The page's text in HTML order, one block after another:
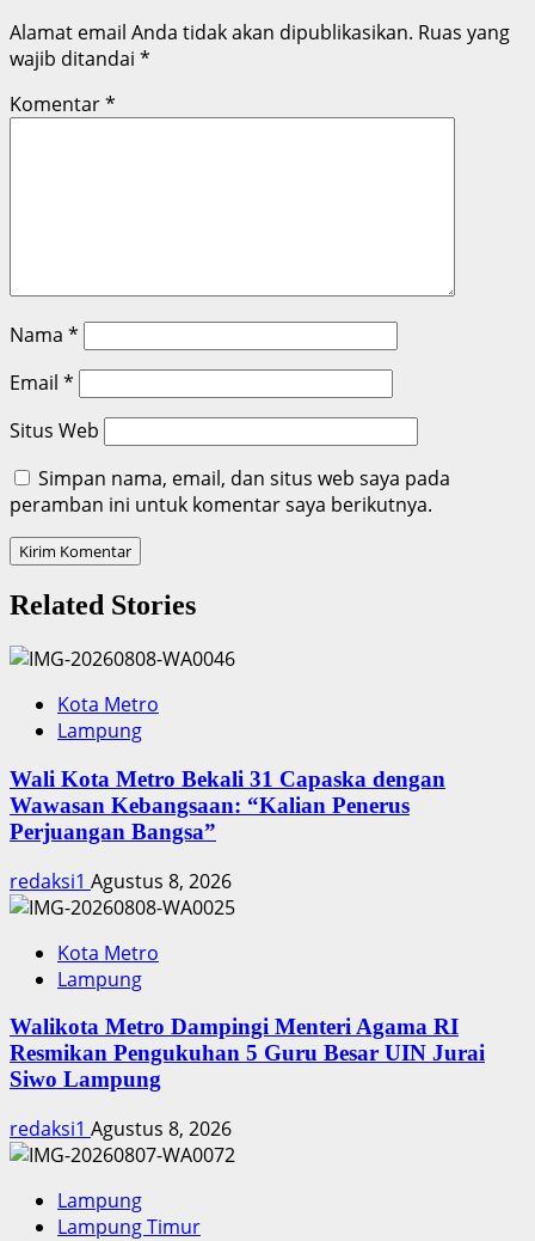
Alamat email Anda tidak akan dipublikasikan. Ruas yang
wajib ditandai *
Komentar*
Nama *
Email *
Situs Web
Simpan nama, email, dan situs web saya pada
peramban ini untuk komentar saya berikutnya.
Related Stories
Kota Metro
Lampung
Wali Kota Metro Bekali 31 Capaska dengan
Wawasan Kebangsaan: “Kalian Penerus
Perjuangan Bangsa”
redaksi1 Agustus 8, 2026
Kota Metro
Lampung
Walikota Metro Dampingi Menteri Agama RI
Resmikan Pengukuhan 5 Guru Besar UIN Jurai
Siwo Lampung
redaksi1 Agustus 8, 2026
Lampung
Lampung Timur